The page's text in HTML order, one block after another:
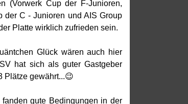
(Vorwerk Cup der F-Junioren,
der C - Junioren und AIS Group
Platte wirklich zufrieden sein.
Glück wären auch hier
hat sich als guter Gastgeber
Plätze gewährt...😉
gute Bedingungen in der